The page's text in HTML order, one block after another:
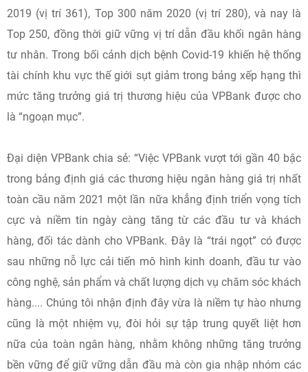
2019 (vị trí 361), Top 300 năm 2020 (vị trí 280), và nay là
Top 250, đồng thời giữ vững vị trí dẫn đầu khối ngân hàng
tư nhân. Trong bối cảnh dịch bệnh Covid-19 khiến hệ thống
tài chính khu vực thế giới sụt giảm trong bảng xếp hạng thì
mức tăng trưởng giá trị thương hiệu của VPBank được cho
là “ngoạn mục”.
Đại diện VPBank chia sẻ: “Việc VPBank vượt tới gần 40 bậc
trong bảng định giá các thương hiệu ngân hàng giá trị nhất
toàn cầu năm 2021 một lần nữa khẳng định triển vọng tích
cực và niềm tin ngày càng tăng từ các đầu tư và khách
hàng, đối tác dành cho VPBank. Đây là “trái ngọt” có được
sau những nỗ lực cải tiến mô hình kinh doanh, đầu tư vào
công nghệ, sản phẩm và chất lượng dịch vụ chăm sóc khách
hàng.... Chúng tôi nhận định đây vừa là niềm tự hào nhưng
cũng là một nhiệm vụ, đòi hỏi sự tập trung quyết liệt hơn
nữa của toàn ngân hàng, nhằm không những tăng trưởng
bền vững để giữ vững dẫn đầu mà còn gia nhập nhóm các